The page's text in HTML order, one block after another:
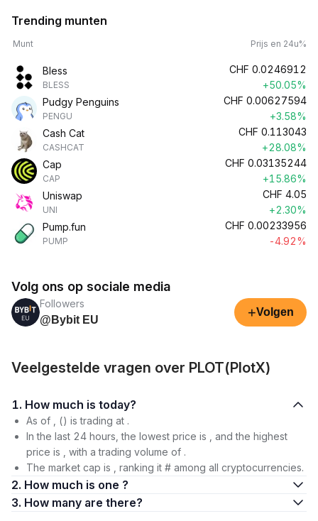
Trending munten
Munt Prijs en 24u%
Bless
BLESS
CHF 0.0246912
+50.05%
Pudgy Penguins
PENGU
CHF 0.00627594
+3.58%
Cash Cat
CASHCAT
CHF 0.113043
+28.08%
Cap
CAP
CHF 0.03135244
+15.86%
Uniswap
UNI
CHF 4.05
+2.30%
Pump.fun
PUMP
CHF 0.00233956
-4.92%
Volg ons op sociale media
Followers
@Bybit EU
+Volgen
Veelgestelde vragen over PLOT(PlotX)
1. How much is today?
As of , () is trading at .
In the last 24 hours, the lowest price is , and the highest
price is , with a trading volume of .
The market cap is , ranking it # among all cryptocurrencies.
2. How much is one ?
3. How many are there?